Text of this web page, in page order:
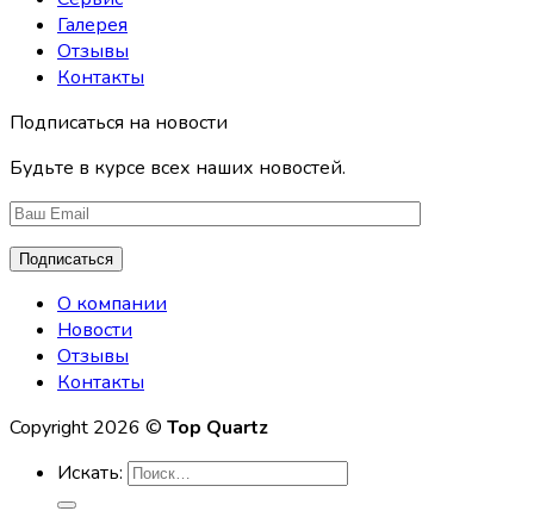
Галерея
Отзывы
Контакты
Подписаться на новости
Будьте в курсе всех наших новостей.
О компании
Новости
Отзывы
Контакты
Copyright 2026 © Top Quartz
Искать: